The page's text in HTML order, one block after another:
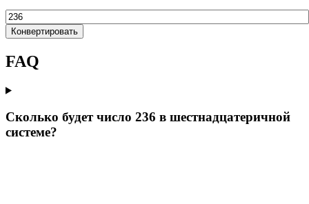
Конвертировать
FAQ
Сколько будет число 236 в шестнадцатеричной
системе?